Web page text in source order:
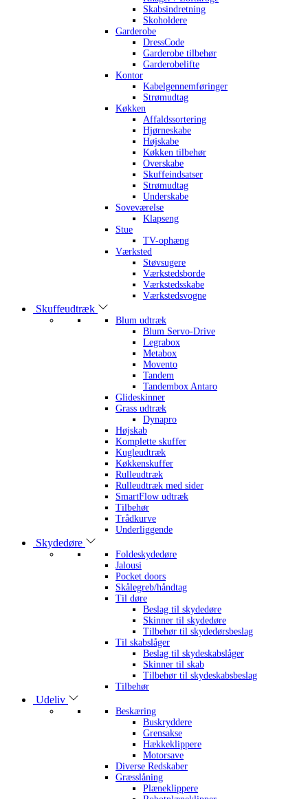
Skabsindretning
Skoholdere
Garderobe
DressCode
Garderobe tilbehør
Garderobelifte
Kontor
Kabelgennemføringer
Strømudtag
Køkken
Affaldssortering
Hjørneskabe
Højskabe
Køkken tilbehør
Overskabe
Skuffeindsatser
Strømudtag
Underskabe
Soveværelse
Klapseng
Stue
TV-ophæng
Værksted
Støvsugere
Værkstedsborde
Værkstedsskabe
Værkstedsvogne
Skuffeudtræk
Blum udtræk
Blum Servo-Drive
Legrabox
Metabox
Movento
Tandem
Tandembox Antaro
Glideskinner
Grass udtræk
Dynapro
Højskab
Komplette skuffer
Kugleudtræk
Køkkenskuffer
Rulleudtræk
Rulleudtræk med sider
SmartFlow udtræk
Tilbehør
Trådkurve
Underliggende
Skydedøre
Foldeskydedøre
Jalousi
Pocket doors
Skålegreb/håndtag
Til døre
Beslag til skydedøre
Skinner til skydedøre
Tilbehør til skydedørsbeslag
Til skabslåger
Beslag til skydeskabslåger
Skinner til skab
Tilbehør til skydeskabsbeslag
Tilbehør
Udeliv
Beskæring
Buskryddere
Grensakse
Hækkeklippere
Motorsave
Diverse Redskaber
Græsslåning
Plæneklippere